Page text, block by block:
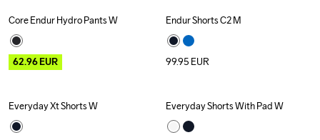
Outlet Recycled
Core Endur Hydro Pants W
62.96EUR
Endur Shorts C2 M
99.95 EUR
Everyday Xt Shorts W Everyday Shorts With Pad W